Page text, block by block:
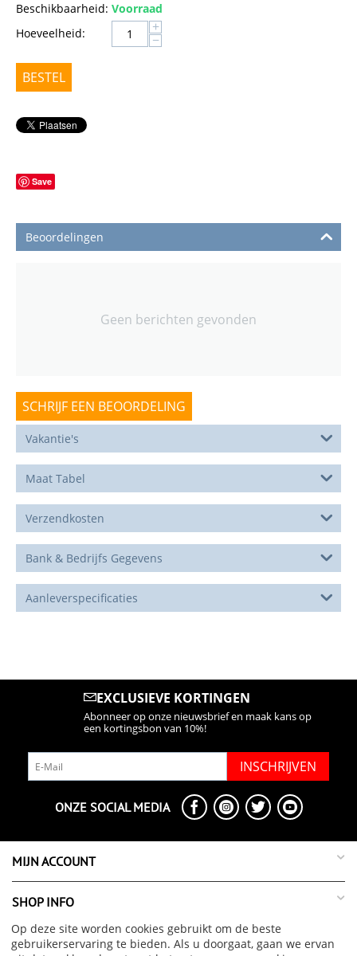
Beschikbaarheid: Voorraad
Hoeveelheid:
+
−
BESTEL
Save
Beoordelingen
Geen berichten gevonden
SCHRIJF EEN BEOORDELING
Vakantie's
Maat Tabel
Verzendkosten
Bank & Bedrijfs Gegevens
Aanleverspecificaties
EXCLUSIEVE KORTINGEN
Abonneer op onze nieuwsbrief en maak kans op
een kortingsbon van 10%!
INSCHRIJVEN
ONZE SOCIAL MEDIA
MIJN ACCOUNT
SHOP INFO
SUPPORT INFO
Op deze site worden cookies gebruikt om de beste
gebruikerservaring te bieden. Als u doorgaat, gaan we ervan